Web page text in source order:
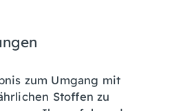
zum Umgang mit
Stoffen zu